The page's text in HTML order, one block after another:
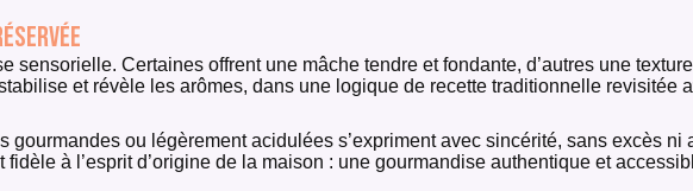
Certaines offrent une mâche tendre et fondante, d’autres une
et révèle les arômes, dans une logique de recette traditionnelle revisitée
ou légèrement acidulées s’expriment avec sincérité, sans excès ni
à l’esprit d’origine de la maison : une gourmandise authentique et